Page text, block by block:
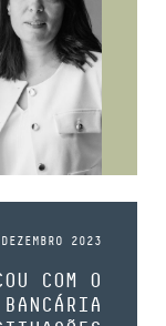
2023
COM O